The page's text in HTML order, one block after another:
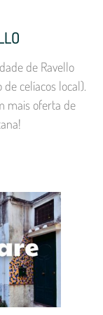
de Ravello
celíacos local).
mais oferta de